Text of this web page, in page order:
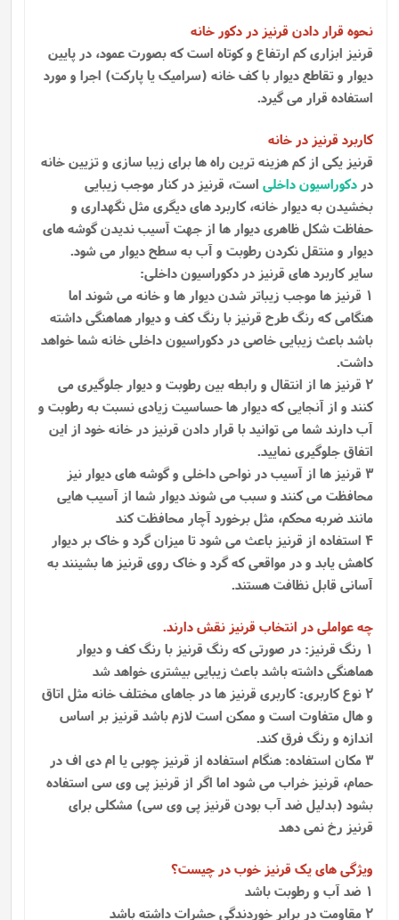
نحوه قرار دادن قرنیز در دکور خانه
قرنیز ابزاری کم ارتفاع و کوتاه است که بصورت عمود، در پایین
دیوار و تقاطع دیوار با کف خانه (سرامیک یا پارکت) اجرا و مورد
استفاده قرار می گیرد.
کاربرد قرنیز در خانه
قرنیز یکی از کم هزینه ترین راه ها برای زیبا سازی و تزیین خانه
در دکوراسیون داخلی است، قرنیز در کنار موجب زیبایی
بخشیدن به دیوار خانه، کاربرد های دیگری مثل نگهداری و
حفاظت شکل ظاهری دیوار ها از جهت آسیب ندیدن گوشه ‌های
دیوار و منتقل نکردن رطوبت و آب به سطح دیوار می‌ شود.
سایر کاربرد های قرنیز در دکوراسیون داخلی:
1 قرنیز ها موجب زیباتر شدن دیوار ها و خانه می شوند اما
هنگامی که رنگ طرح قرنیز با رنگ کف و دیوار هماهنگی داشته
باشد باعث زیبایی خاصی در دکوراسیون داخلی خانه شما خواهد
داشت.
2 قرنیز ها از انتقال و رابطه بین رطوبت و دیوار جلوگیری می
کنند و از آنجایی که دیوار ها حساسیت زیادی نسبت به رطوبت و
آب دارند شما می توانید با قرار دادن قرنیز در خانه خود از این
اتفاق جلوگیری نمایید.
3 قرنیز ها از آسیب در نواحی داخلی و گوشه های دیوار نیز
محافظت می کنند و سبب می شوند دیوار شما از آسیب هایی
مانند ضربه محکم، مثل برخورد آچار محافظت کند
4 استفاده از قرنیز باعث می شود تا میزان گرد و خاک بر دیوار
کاهش یابد و در مواقعی که گرد و خاک روی قرنیز ها بشینند به
آسانی قابل نظافت هستند.
چه عواملی در انتخاب قرنیز نقش دارند.
1 رنگ قرنیز: در صورتی که رنگ قرنیز با رنگ کف و دیوار
هماهنگی داشته باشد باعث زیبایی بیشتری خواهد شد
2 نوع کاربری: کاربری قرنیز ها در جاهای مختلف خانه مثل اتاق
و هال متفاوت است و ممکن است لازم باشد قرنیز بر اساس
اندازه و رنگ فرق کند.
3 مکان استفاده: هنگام استفاده از قرنیز چوبی یا ام دی اف در
حمام، قرنیز خراب می شود اما اگر از قرنیز پی وی سی استفاده
بشود (بدلیل ضد آب بودن قرنیز پی وی سی) مشکلی برای
قرنیز رخ نمی دهد
ویژگی های یک قرنیز خوب در چیست؟
1 ضد آب و رطوبت باشد
2 مقاومت در برابر خوردندگی حشرات داشته باشد